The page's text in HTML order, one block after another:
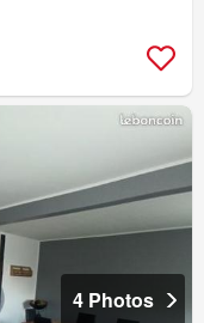
4 Photos